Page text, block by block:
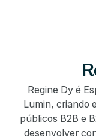
Regine Dy é
Lumin, criando
públicos B2B e
desenvolver